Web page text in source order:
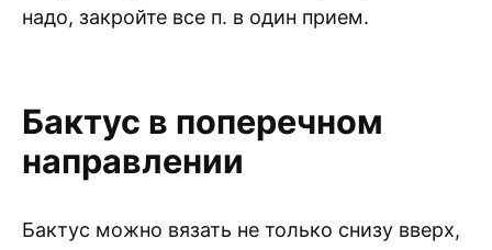
надо, закройте все п. в один прием.
Бактус в поперечном
направлении
Бактус можно вязать не только снизу вверх,